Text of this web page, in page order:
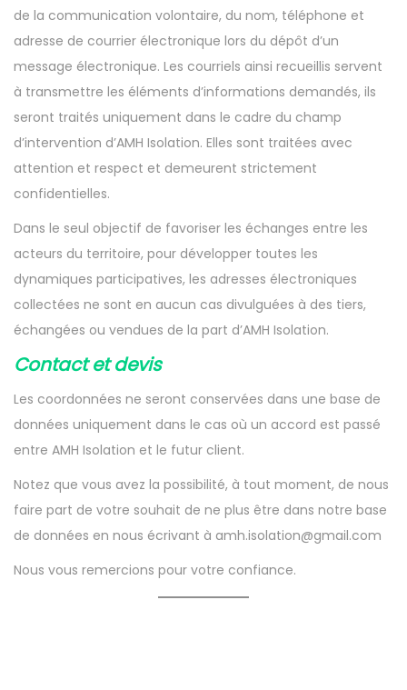
de la communication volontaire, du nom, téléphone et
adresse de courrier électronique lors du dépôt d’un
message électronique. Les courriels ainsi recueillis servent
à transmettre les éléments d’informations demandés, ils
seront traités uniquement dans le cadre du champ
d’intervention d’AMH Isolation. Elles sont traitées avec
attention et respect et demeurent strictement
confidentielles.
Dans le seul objectif de favoriser les échanges entre les
acteurs du territoire, pour développer toutes les
dynamiques participatives, les adresses électroniques
collectées ne sont en aucun cas divulguées à des tiers,
échangées ou vendues de la part d’AMH Isolation.
Contact et devis
Les coordonnées ne seront conservées dans une base de
données uniquement dans le cas où un accord est passé
entre AMH Isolation et le futur client.
Notez que vous avez la possibilité, à tout moment, de nous
faire part de votre souhait de ne plus être dans notre base
de données en nous écrivant à amh.isolation@gmail.com
Nous vous remercions pour votre confiance.